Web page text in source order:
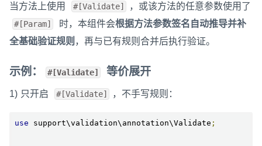
当方法上使用 #[Validate] ，或该方法的任意参数使用了
#[Param] 时，本组件会根据方法参数签名自动推导并补
全基础验证规则 ，再与已有规则合并后执行验证。
示例： #[Validate] 等价展开
1) 只开启 #[Validate] ，不手写规则：
use support\validation\annotation\Validate ;